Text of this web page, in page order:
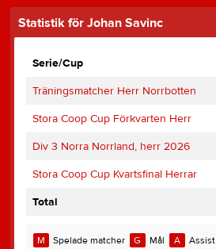
Statistik för Johan Savinc
Serie/Cup
Träningsmatcher Herr Norrbotten
Stora Coop Cup Förkvarten Herr
Div 3 Norra Norrland, herr 2026
Stora Coop Cup Kvartsfinal Herrar
Total
M Spelade matcher G Mål A Assist